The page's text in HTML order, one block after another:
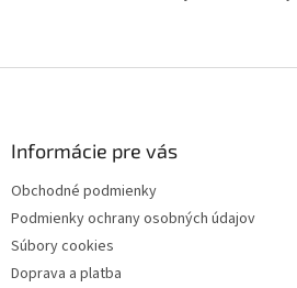
Informácie pre vás
Obchodné podmienky
Podmienky ochrany osobných údajov
Súbory cookies
Doprava a platba